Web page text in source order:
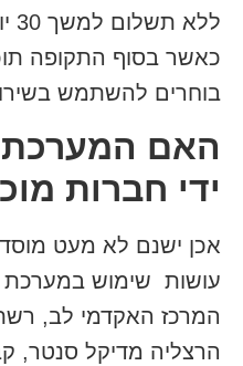
כאשר בסוף התקופה
בוחרים להשתמש
האם
ידי חברות
אכן ישנם לא מעט
המרכז האקדמי לב,
הרצליה מדיקל סנטר,